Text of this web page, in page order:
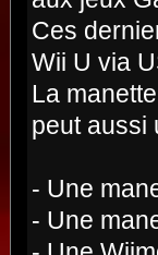
Ces
Wii U via
La
peut aussi
- Une
- Une